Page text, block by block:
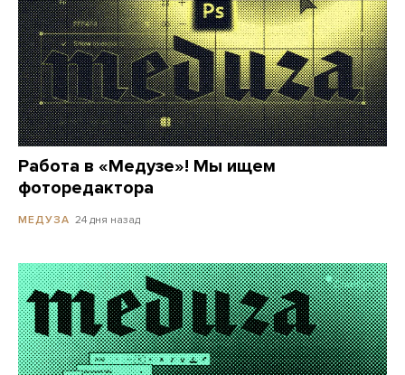
Работа в «Медузе»! Мы ищем
фоторедактора
МЕДУЗА 24 дня назад